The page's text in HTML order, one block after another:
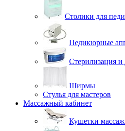
Столики для
Педикюрные
Стерилизация и
Ширмы
Стулья для мастеров
Массажный кабинет
Кушетки